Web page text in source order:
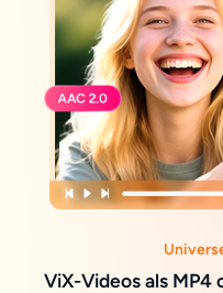
ViX-Videos als MP4